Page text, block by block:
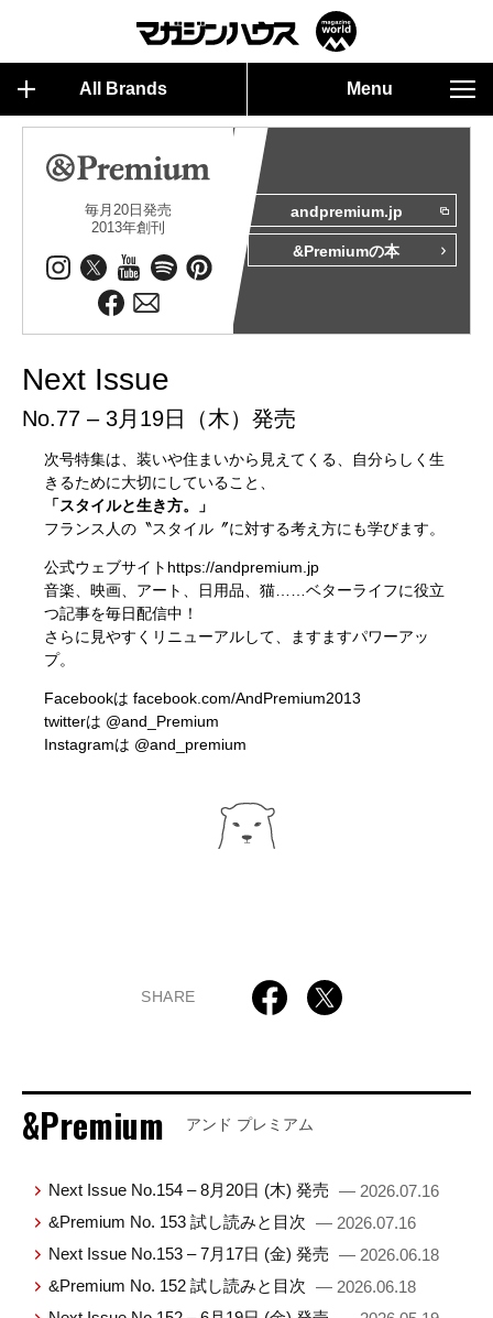
All Brands Menu
毎月20日発売
2013年創刊
andpremium.jp
&Premiumの本
Next Issue
No.77 – 3月19日（木）発売
次号特集は、装いや住まいから見えてくる、自分らしく生
きるために大切にしていること、
「スタイルと生き方。」
フランス人の〝スタイル〞に対する考え方にも学びます。
公式ウェブサイト https://andpremium.jp
音楽、映画、アート、日用品、猫……ベターライフに役立
つ記事を毎日配信中！
さらに見やすくリニューアルして、ますますパワーアッ
プ。
Facebookはfacebook.com/AndPremium2013
twitterは @and_Premium
Instagramは @and_premium
SHARE
&Premium アンド プレミアム
Next Issue No.154 – 8月20日 (木) 発売 — 2026.07.16
&Premium No. 153 試し読みと目次 — 2026.07.16
Next Issue No.153 – 7月17日 (金) 発売 — 2026.06.18
&Premium No. 152 試し読みと目次 — 2026.06.18